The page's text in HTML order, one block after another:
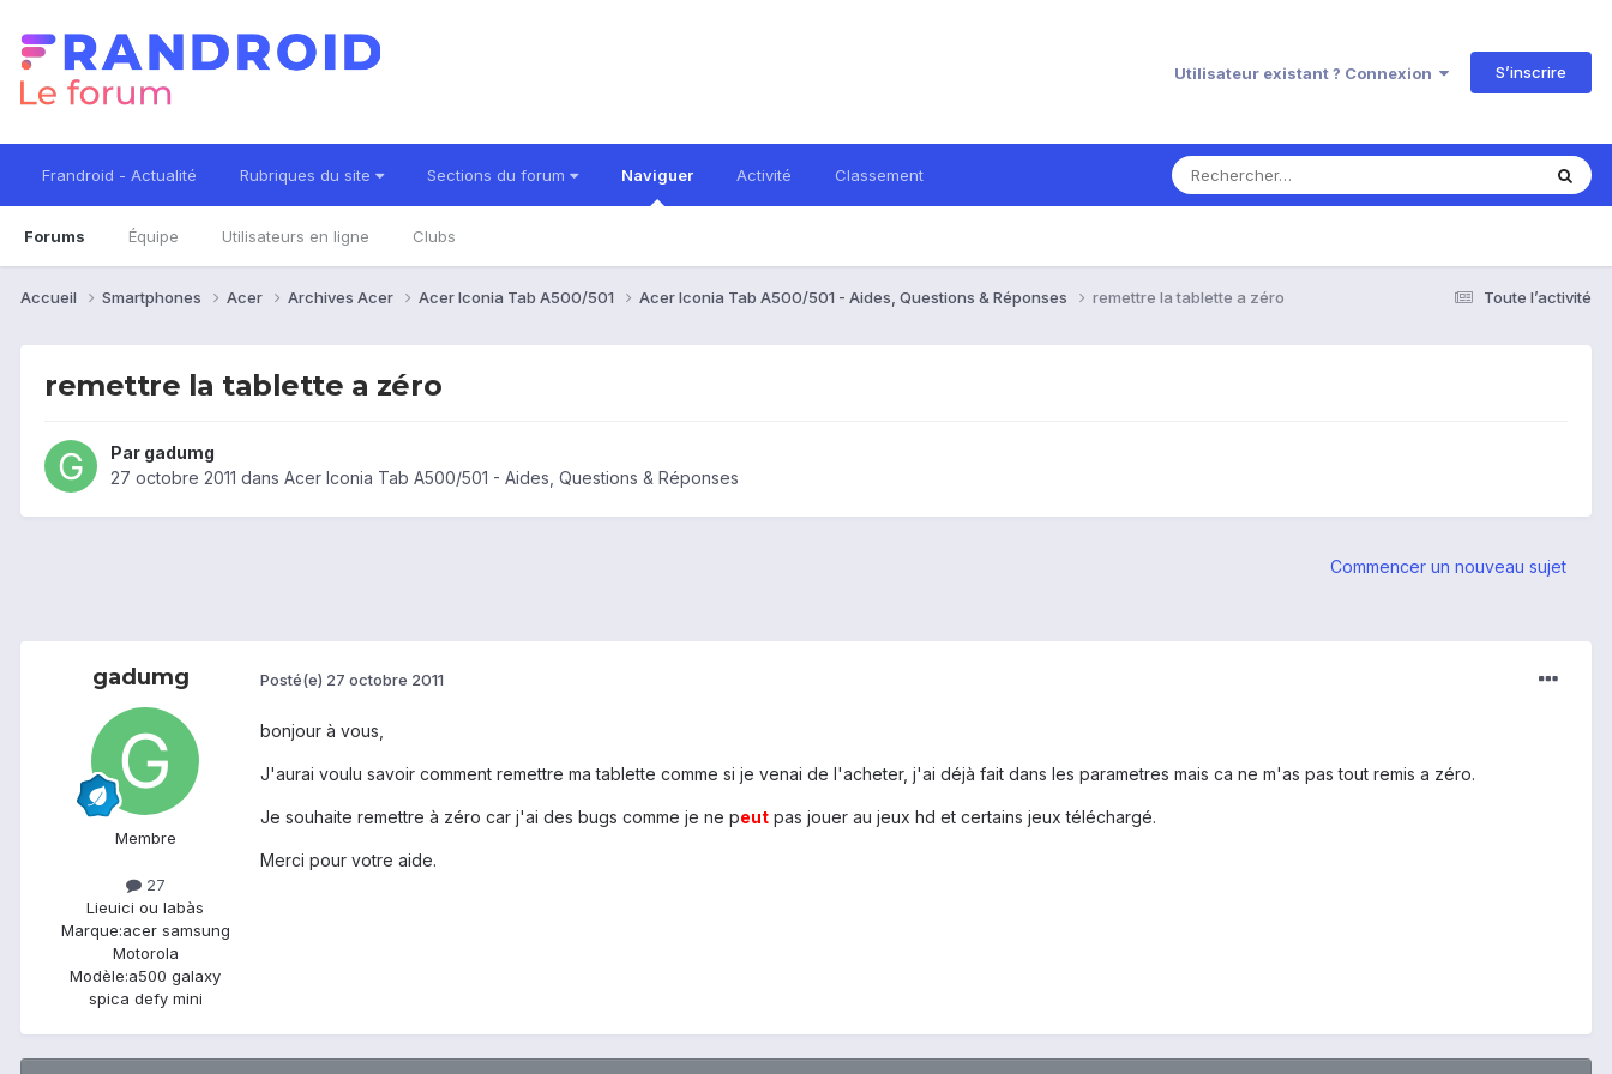
Utilisateur existant ? Connexion S’inscrire
Frandroid - Actualité Rubriques du site Sections du forum Naviguer
Forums Équipe Utilisateurs en ligne Clubs
Activité Classement
Toute l’activité
Accueil Smartphones Acer Archives Acer Acer Iconia Tab A500/501 Acer Iconia Tab A500/501 - Aides, Questions & Réponses remettre la tablette a zéro
remettre la tablette a zéro
Par gadumg
27 octobre 2011 dans Acer Iconia Tab A500/501 - Aides, Questions & Réponses
Commencer un nouveau sujet
gadumg
Membre
27
Lieuici ou labàs
Marque:acer samsung
Motorola
Modèle:a500 galaxy
spica defy mini
Posté(e) 27 octobre 2011
bonjour à vous,
J'aurai voulu savoir comment remettre ma tablette comme si je venai de l'acheter, j'ai déjà fait dans les parametres mais ca ne m'as pas tout remis a zéro.
Je souhaite remettre à zéro car j'ai des bugs comme je ne peut pas jouer au jeux hd et certains jeux téléchargé.
Merci pour votre aide.